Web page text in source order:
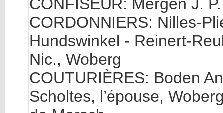
CONFISEUR: Mergen J.
CORDONNIERS: Nilles-
Hundswinkel - Reinert-
Nic., Woberg
COUTURIÈRES: Boden
Scholtes, l’épouse,